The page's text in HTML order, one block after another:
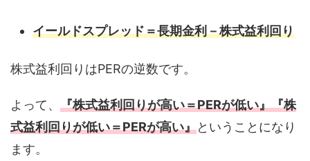
イールドスプレッド＝長期金利－株式益利回り
株式益利回りはPERの逆数です。
よって、 『株式益利回りが高い＝PERが低い』『株
式益利回りが低い＝PERが高い』ということになり
ます。